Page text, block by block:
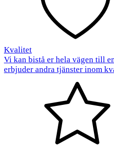
Kvalitet
Vi kan bistå er hela vägen till
erbjuder andra tjänster inom